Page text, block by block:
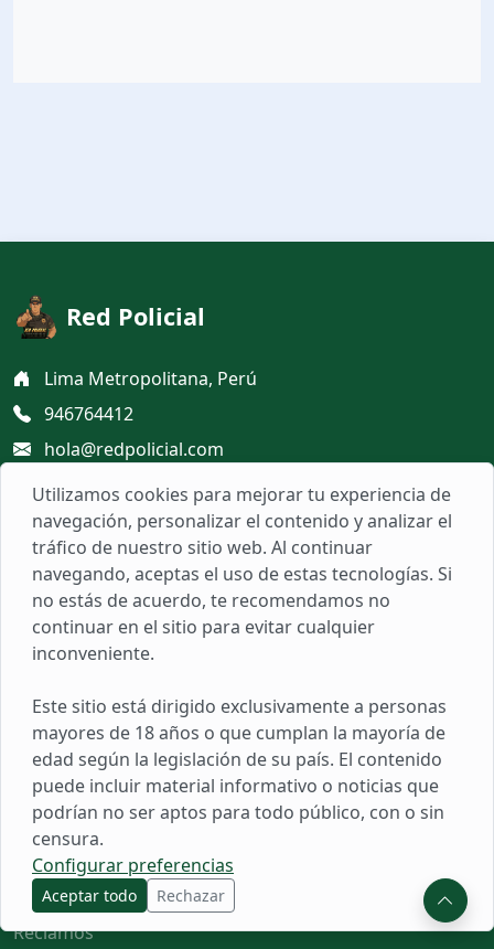
Red Policial
Lima Metropolitana, Perú
946764412
hola@redpolicial.com
Populares
Ascenso PNP
Cronograma de pagos PNP
Todo
Links
Sobre Nosotros
Populares
Herramientas
Reclamos
Utilizamos cookies para mejorar tu experiencia de
navegación, personalizar el contenido y analizar el
tráfico de nuestro sitio web. Al continuar
navegando, aceptas el uso de estas tecnologías. Si
no estás de acuerdo, te recomendamos no
continuar en el sitio para evitar cualquier
inconveniente.
Este sitio está dirigido exclusivamente a personas
mayores de 18 años o que cumplan la mayoría de
edad según la legislación de su país. El contenido
puede incluir material informativo o noticias que
podrían no ser aptos para todo público, con o sin
censura.
Configurar preferencias
Aceptar todo Rechazar